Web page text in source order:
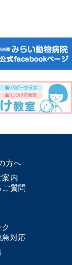
方へ
案内
質問
急対応